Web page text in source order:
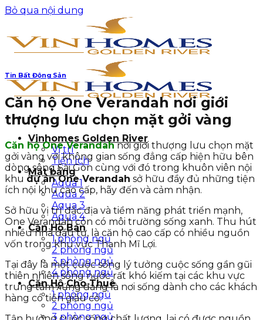
Bỏ qua nội dung
Vinhomes Golden River
Vị trí
Tiện ích
Mặt bằng
Aqua 1
Aqua 2
Aqua 3
Aqua 4
Căn Hộ Bán
1 phòng ngủ
2 phòng ngủ
3 phòng ngủ
4 phòng ngủ
Căn Hộ Cho Thuê
1 phòng ngủ
2 phòng ngủ
3 phòng ngủ
Tin Bất Động Sản
Căn hộ One Verandah nơi giới
thượng lưu chọn mặt gởi vàng
Căn hộ One Verandahnơi giới thượng lưu chọn mặt
gởi vàng với không gian sống đẳng cấp hiện hữu bên
dòng sông Sài Gòn cùng với đó trong khuôn viên nội
khu dựán One Verandah sở hữu đầy đủ những tiện
ích nội khu cao cấp, hãy đến và cảm nhận.
Sở hữu vị trí đắc địa và tiềm năng phát triển mạnh,
One Verandah còn có môi trường sống xanh. Thu hút
nhiều nhà đầu tư, là căn hộ cao cấp có nhiều nguồn
vốn trong khu vực Thạnh Mĩ Lợi.
Tại đây là một cuộc sống lý tưởng cuộc sống gần gũi
thiên nhiên sông nước rất khó kiếm tại các khu vực
trung tâm xứng đáng là nơi sống dành cho các khách
hàng có tiền giàu có.